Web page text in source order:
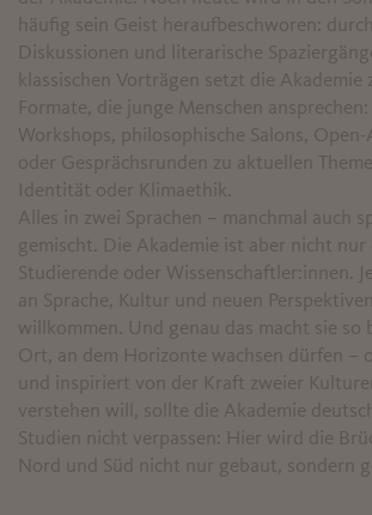
häufig sein Geist heraufbeschworen: durch
Diskussionen und literarische
klassischen Vorträgen setzt die Akademie
Formate, die junge Menschen
Workshops, philosophische Salons, Open-
oder Gesprächsrunden zu aktuellen
Identität oder Klimaethik.
Alles in zwei Sprachen – manchmal auch
gemischt. Die Akademie ist aber nicht
Studierende oder Wissenschaftler:innen.
an Sprache, Kultur und neuen
willkommen. Und genau das macht sie so
Ort, an dem Horizonte wachsen dürfen –
und inspiriert von der Kraft zweier
verstehen will, sollte die Akademie
Studien nicht verpassen: Hier wird die
Nord und Süd nicht nur gebaut, sondern